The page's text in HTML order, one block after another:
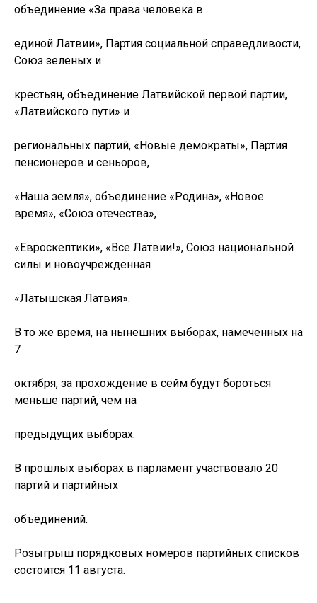
объединение «За права человека в
единой Латвии», Партия социальной справедливости,
Союз зеленых и
крестьян, объединение Латвийской первой партии,
«Латвийского пути» и
региональных партий, «Новые демократы», Партия
пенсионеров и сеньоров,
«Наша земля», объединение «Родина», «Новое
время», «Союз отечества»,
«Евроскептики», «Все Латвии!», Союз национальной
силы и новоучрежденная
«Латышская Латвия».
В то же время, на нынешних выборах, намеченных на
7
октября, за прохождение в сейм будут бороться
меньше партий, чем на
предыдущих выборах.
В прошлых выборах в парламент участвовало 20
партий и партийных
объединений.
Розыгрыш порядковых номеров партийных списков
состоится 11 августа.